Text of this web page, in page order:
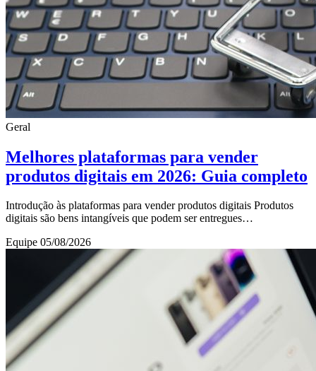
Geral
Melhores plataformas para vender
produtos digitais em 2026: Guia completo
Introdução às plataformas para vender produtos digitais Produtos
digitais são bens intangíveis que podem ser entregues
Equipe 05/08/2026